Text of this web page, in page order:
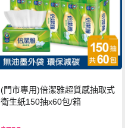
(門市專用)倍潔雅超質感抽取式
衛生紙150抽x60包/箱